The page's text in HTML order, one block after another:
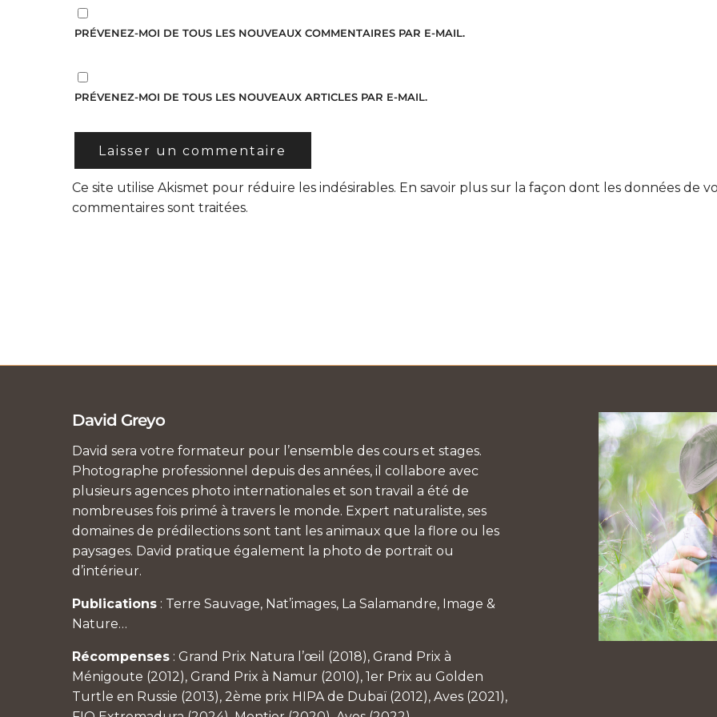
PRÉVENEZ-MOI DE TOUS LES NOUVEAUX COMMENTAIRES PAR E-MAIL.
PRÉVENEZ-MOI DE TOUS LES NOUVEAUX ARTICLES PAR E-MAIL.
Ce site utilise Akismet pour réduire les indésirables. En savoir plus sur la façon dont les données de
commentaires sont traitées.
David Greyo
David sera votre formateur pour l’ensemble des cours et stages.
Photographe professionnel depuis des années, il collabore avec
plusieurs agences photo internationales et son travail a été de
nombreuses fois primé à travers le monde. Expert naturaliste, ses
domaines de prédilections sont tant les animaux que la flore ou les
paysages. David pratique également la photo de portrait ou
d’intérieur.
Publications : Terre Sauvage, Nat’images, La Salamandre, Image &
Nature…
Récompenses : Grand Prix Natura l’œil (2018), Grand Prix à
Ménigoute (2012), Grand Prix à Namur (2010), 1er Prix au Golden
Turtle en Russie (2013), 2ème prix HIPA de Dubaï (2012), Aves (2021),